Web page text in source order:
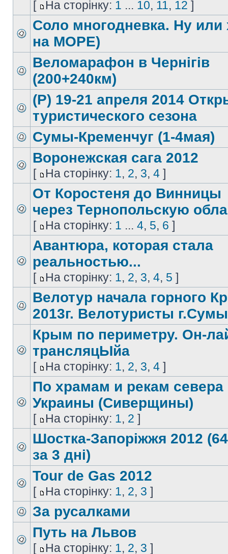
[ На сторінку: 1 ... 10, 11, 12 ]
Соло многодневка. Ну или
на МОРЕ)
Веломарафон в Чернігів
(200+240км)
(Р) 19-21 апреля 2014
туристического сезона
Сумы-Кременчуг (1-4мая)
Воронежская сага 2012
[ На сторінку: 1, 2, 3, 4 ]
От Коростеня до Винницы
через Тернопольскую
[ На сторінку: 1 ... 4, 5, 6 ]
Авантюра, которая стала
реальностью...
[ На сторінку: 1, 2, 3, 4, 5 ]
Велотур начала горного
2013г. Велотуристы
Крым по периметру. Он-
трансляцЫйа
[ На сторінку: 1, 2, 3, 4 ]
По храмам и рекам севера
Украины (Сиверщины)
[ На сторінку: 1, 2 ]
Шостка-Запоріжжя 2012
за 3 дні)
Tour de Gas 2012
[ На сторінку: 1, 2, 3 ]
За русалками
Путь на Львов
[ На сторінку: 1, 2, 3 ]